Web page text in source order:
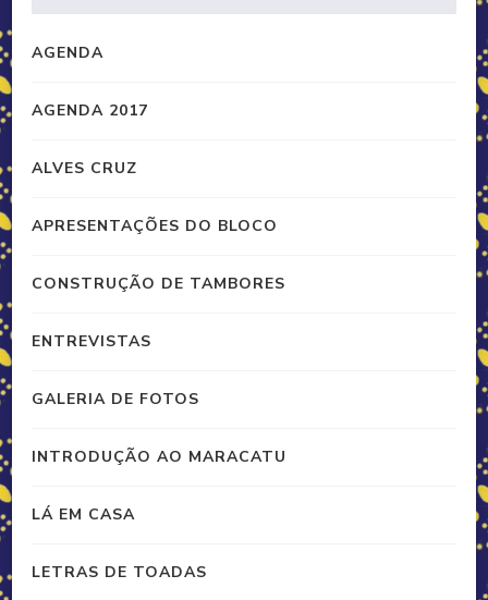
AGENDA
AGENDA 2017
ALVES CRUZ
APRESENTAÇÕES DO BLOCO
CONSTRUÇÃO DE TAMBORES
ENTREVISTAS
GALERIA DE FOTOS
INTRODUÇÃO AO MARACATU
LÁ EM CASA
LETRAS DE TOADAS